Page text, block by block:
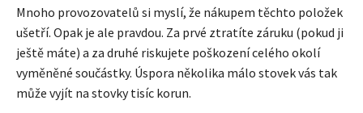
Mnoho provozovatelů si myslí, že nákupem těchto položek
ušetří. Opak je ale pravdou. Za prvé ztratíte záruku (pokud ji
ještě máte) a za druhé riskujete poškození celého okolí
vyměněné součástky. Úspora několika málo stovek vás tak
může vyjít na stovky tisíc korun.